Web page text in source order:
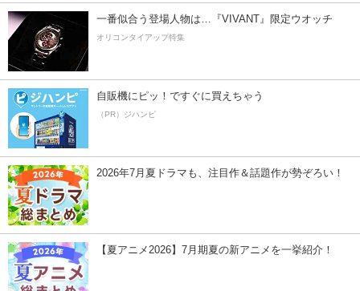
一番似合う登場人物は…『VIVANT』限定ウオッチ
オリコンタイアップ特集
自販機にピッ！ですぐに買えちゃう
（PR）ジハンピ
2026年7月夏ドラマも、注目作＆話題作が勢ぞろい！
【夏アニメ2026】7月期夏の新アニメを一挙紹介！